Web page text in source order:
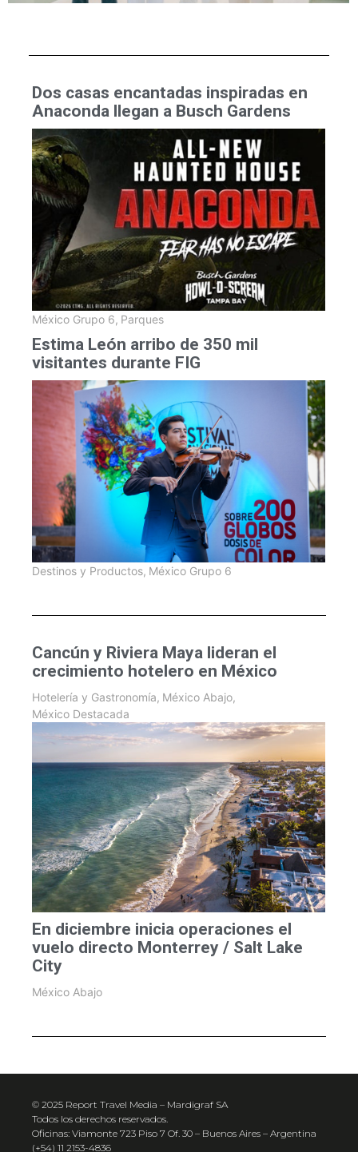
Dos casas encantadas inspiradas en
Anaconda llegan a Busch Gardens
México Grupo 6, Parques
Estima León arribo de 350 mil
visitantes durante FIG
Destinos y Productos, México Grupo 6
Cancún y Riviera Maya lideran el
crecimiento hotelero en México
Hotelería y Gastronomía, México Abajo,
México Destacada
En diciembre inicia operaciones el
vuelo directo Monterrey / Salt Lake
City
México Abajo
© 2025 Report Travel Media – Mardigraf SA
Todos los derechos reservados.
Oficinas: Viamonte 723 Piso 7 Of. 30 – Buenos Aires – Argentina
(+54) 11 2153-4836